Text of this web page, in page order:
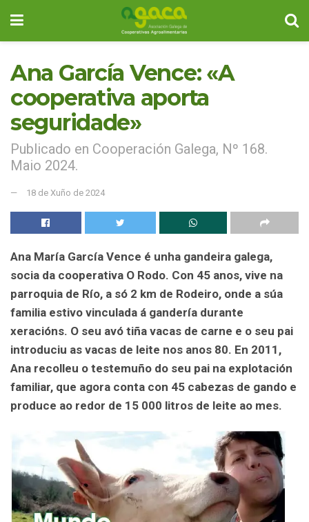
Ana García Vence: «A
cooperativa aporta
seguridade»
Publicado en Cooperación Galega, Nº 168.
Maio 2024.
18 de Xuño de 2024
Ana María García Vence é unha gandeira galega,
socia da cooperativa O Rodo. Con 45 anos, vive na
parroquia de Río, a só 2 km de Rodeiro, onde a súa
familia estivo vinculada á gandería durante
xeracións. O seu avó tiña vacas de carne e o seu pai
introduciu as vacas de leite nos anos 80. En 2011,
Ana recolleu o testemuño do seu pai na explotación
familiar, que agora conta con 45 cabezas de gando e
produce ao redor de 15 000 litros de leite ao mes.